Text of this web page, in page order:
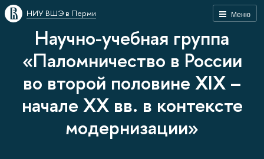
Меню
НИУ ВШЭ в Перми
Научно-учебная группа
«Паломничество в России
во второй половине XIX –
начале XX вв. в контексте
модернизации»